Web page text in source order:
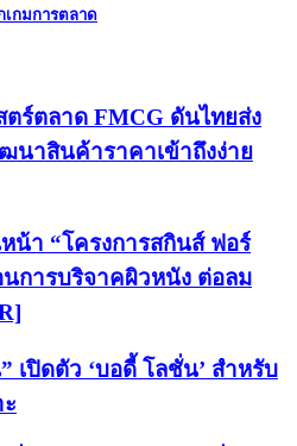
เกมการตลาด
ตร์ตลาด FMCG ดันไทยส่ง
นาสินค้าราคาเข้าถึงง่าย
น้า “โครงการสกินส์ ฟอร์
การบริจาคผิวหนัง ต่อลม
เปิดตัว ‘บอดี้ โลชั่น’ สำหรับ